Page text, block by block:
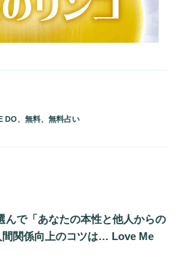
DO、 無料、 無料占い
んで「あなたの本性と他人からの
間関係向上のコツは… Love Me